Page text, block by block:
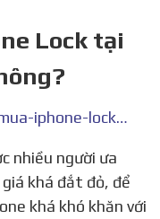
Lock tại
https://a-smart.vn/co-nen-mua-iphone-lock-tai-thoi-diem-hien-tai-khong/
khá đắt đỏ, để
khá khó khăn với